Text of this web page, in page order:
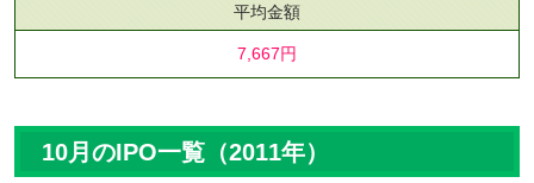
平均金額
7,667円
10月のIPO一覧（2011年）